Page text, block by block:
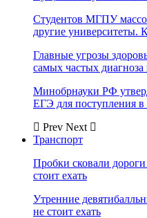
Студентов МГПУ
другие
Главные угрозы
самых частых диагноза
Минобрнауки РФ
ЕГЭ для поступления
Prev Next
Транспорт
Пробки сковали
стоит ехать
Утренние
не стоит ехать